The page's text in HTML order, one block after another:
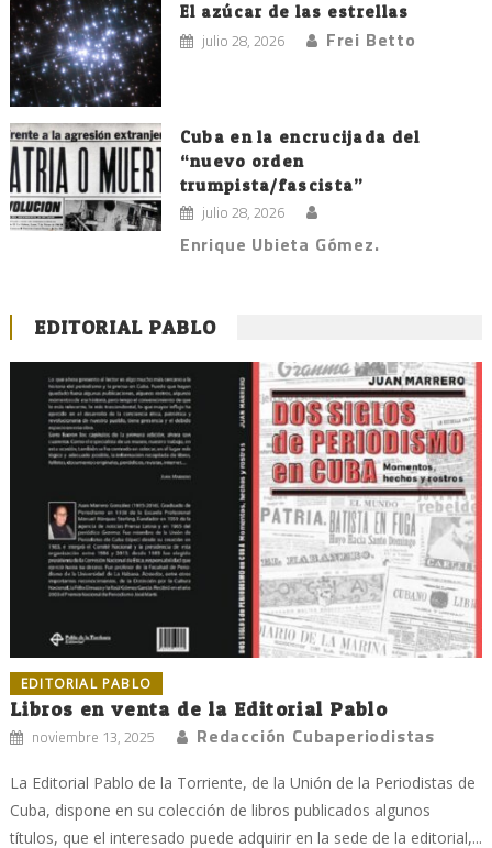
El azúcar de las estrellas
julio 28, 2026 Frei Betto
Cuba en la encrucijada del
“nuevo orden
trumpista/fascista”
julio 28, 2026
Enrique Ubieta Gómez.
EDITORIAL PABLO
EDITORIAL PABLO
Libros en venta de la Editorial Pablo
noviembre 13, 2025 Redacción Cubaperiodistas
La Editorial Pablo de la Torriente, de la Unión de la Periodistas de
Cuba, dispone en su colección de libros publicados algunos
títulos, que el interesado puede adquirir en la sede de la editorial,...